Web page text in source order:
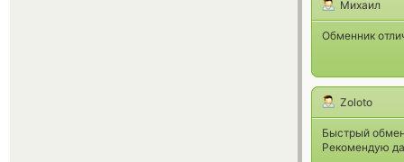
Михаил
Обменник
Zoloto
Быстрый
Рекомендую